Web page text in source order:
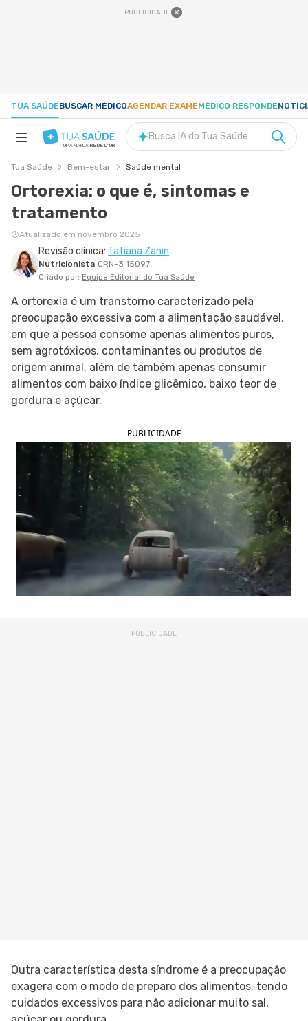
PUBLICIDADE
TUA SAÚDEBUSCAR MÉDICOAGENDAR EXAMEMÉDICO RESPONDE
NUTRIÇÃO
GRAVIDEZ
SIGA O TUA SAÚDE NAS REDES SOCIAIS
UMA MARCA REDE D'OR
Busca IA do Tua Saúde
Tua Saúde Bem-estar Saúde mental
Ortorexia: o que é, sintomas e
tratamento
Atualizado em novembro 2025
Revisão clínica: Tatiana Zanin
Nutricionista CRN-3 15097
Criado por: Equipe Editorial do Tua Saúde
A ortorexia é um transtorno caracterizado pela
preocupação excessiva com a alimentação saudável,
em que a pessoa consome apenas alimentos puros,
sem agrotóxicos, contaminantes ou produtos de
origem animal, além de também apenas consumir
alimentos com baixo índice glicêmico, baixo teor de
gordura e açúcar.
PUBLICIDADE
Outra característica desta síndrome é a preocupação
exagera com o modo de preparo dos alimentos, tendo
cuidados excessivos para não adicionar muito sal,